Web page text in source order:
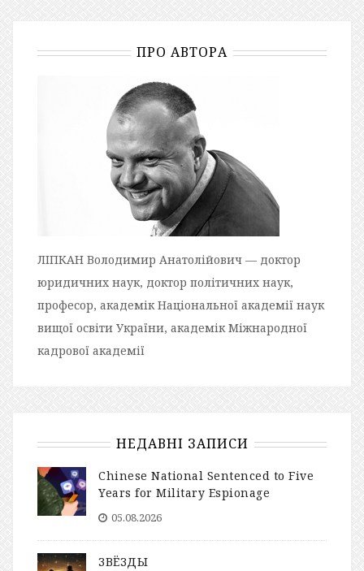
ПРО АВТОРА
ЛІПКАН Володимир Анатолійович — доктор
юридичних наук, доктор політичних наук,
професор, академік Національної академії наук
вищої освіти України, академік Міжнародної
кадрової академії
НЕДАВНІ ЗАПИСИ
Chinese National Sentenced to Five
Years for Military Espionage
05.08.2026
ЗВЁЗДЫ